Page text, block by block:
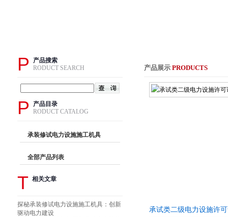
产品展示 PRODUCTS
承试类二级电力设施许
P
产品搜索
RODUCT SEARCH
P
产品目录
RODUCT CATALOG
承装修试电力设施施工机具
全部产品列表
T 相关文章
探秘承装修试电力设施施工机具：创新
驱动电力建设